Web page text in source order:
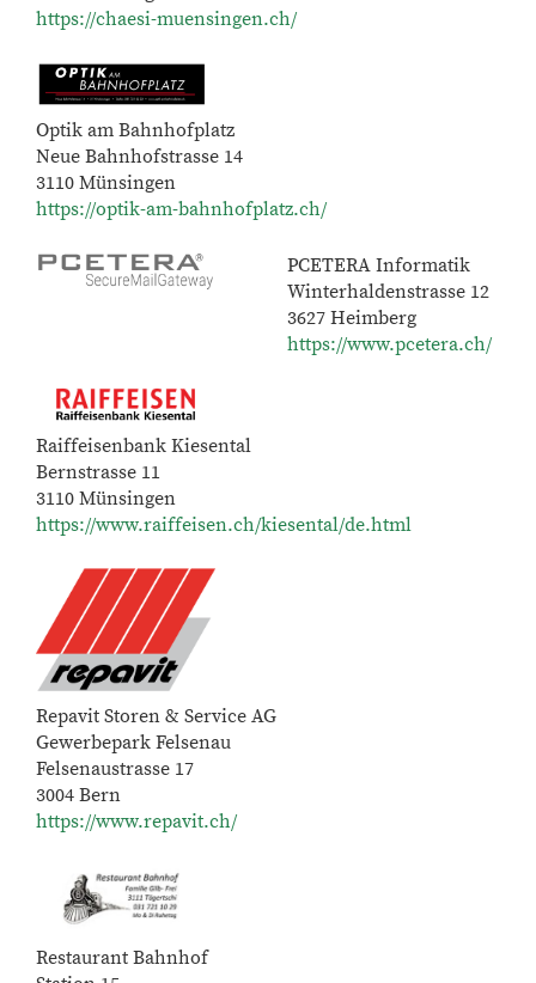
https://chaesi-muensingen.ch/
Optik am Bahnhofplatz
Neue Bahnhofstrasse 14
3110 Münsingen
https://optik-am-bahnhofplatz.ch/
PCETERA Informatik
Winterhaldenstrasse 12
3627 Heimberg
https://www.pcetera.ch/
Raiffeisenbank Kiesental
Bernstrasse 11
3110 Münsingen
https://www.raiffeisen.ch/kiesental/de.html
Repavit Storen & Service AG
Gewerbepark Felsenau
Felsenaustrasse 17
3004 Bern
https://www.repavit.ch/
Restaurant Bahnhof